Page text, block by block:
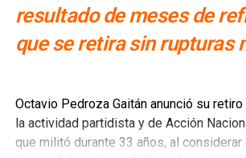
resultado de meses de
que se retira sin rupturas
Octavio Pedroza Gaitán anunció su
la actividad partidista y de Acción
que militó durante 33 años, al